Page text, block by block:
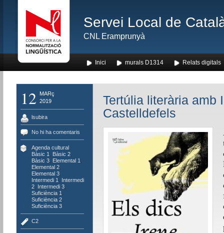
Servei Local de
CNL Eramprunyà
Inici murals D1314 Relats digitals
12
MARç
2019
lsubira
No hi ha comentaris
Agenda cultural,
Bàsic 1
Bàsic 2,
Bàsic 3, Elemental 1
Elemental 2,
Elemental 3,
Intermedi 1
Intermedi
2, Intermedi 3,
Suficiència 1
Suficiència 2,
Suficiència 3
C2
Tertúlia literària amb
Castelldefels